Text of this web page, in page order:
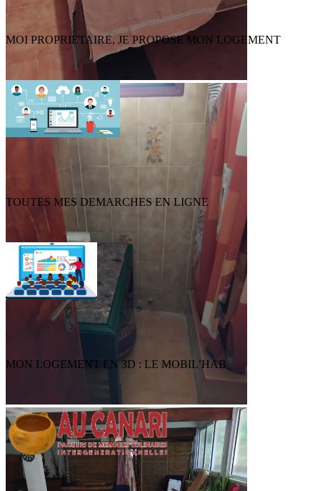
MOI PROPRIETAIRE, JE PROPOSE MON LOGEMENT
TOUTES MES DEMARCHES EN LIGNE
MON LOGEMENT EN 3D : LE MOBIL’HAB